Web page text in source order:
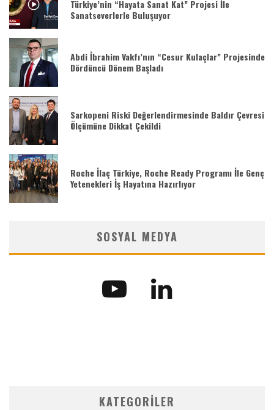
Türkiye’nin “Hayata Sanat Kat” Projesi İle
Sanatseverlerle Buluşuyor
Abdi İbrahim Vakfı’nın “Cesur Kulaçlar” Projesinde
Dördüncü Dönem Başladı
Sarkopeni Riski Değerlendirmesinde Baldır Çevresi
Ölçümüne Dikkat Çekildi
Roche İlaç Türkiye, Roche Ready Programı İle Genç
Yetenekleri İş Hayatına Hazırlıyor
SOSYAL MEDYA
KATEGORILER